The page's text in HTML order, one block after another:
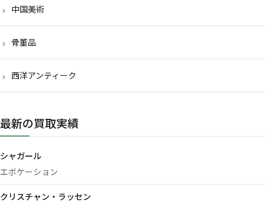
中国美術
骨董品
西洋アンティーク
最新の買取実績
シャガール
エボケーション
クリスチャン・ラッセン